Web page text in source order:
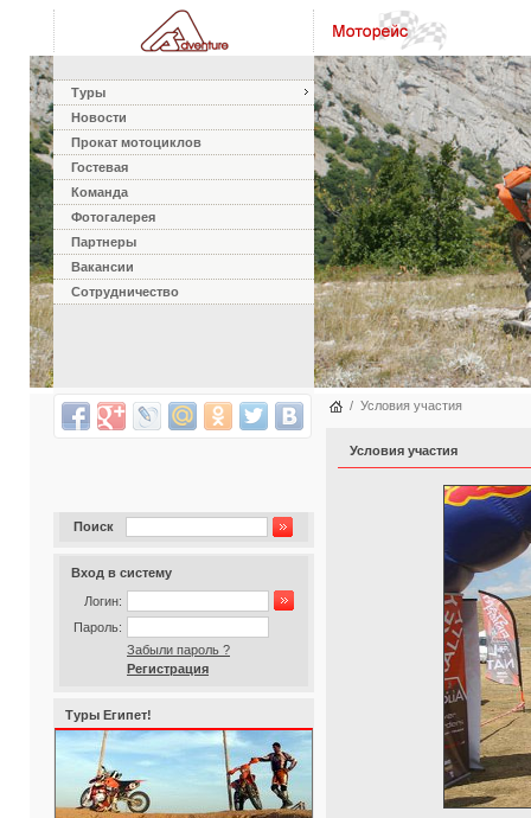
Туры
Новости
Прокат мотоциклов
Гостевая
Команда
Фотогалерея
Партнеры
Вакансии
Сотрудничество
Поиск
Вход в систему
Логин:
Пароль:
Забыли пароль ?
Регистрация
Туры Египет!
/ Условия участия
Условия участия